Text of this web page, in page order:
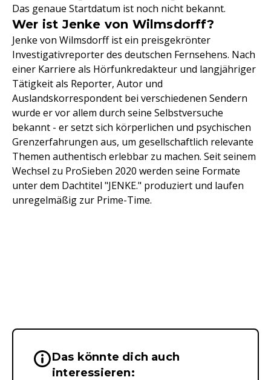
Das genaue Startdatum ist noch nicht bekannt.
Wer ist Jenke von Wilmsdorff?
Jenke von Wilmsdorff ist ein preisgekrönter
Investigativreporter des deutschen Fernsehens. Nach
einer Karriere als Hörfunkredakteur und langjähriger
Tätigkeit als Reporter, Autor und
Auslandskorrespondent bei verschiedenen Sendern
wurde er vor allem durch seine Selbstversuche
bekannt - er setzt sich körperlichen und psychischen
Grenzerfahrungen aus, um gesellschaftlich relevante
Themen authentisch erlebbar zu machen. Seit seinem
Wechsel zu ProSieben 2020 werden seine Formate
unter dem Dachtitel "JENKE." produziert und laufen
unregelmäßig zur Prime-Time.
Wichtige Hinweise &
Das könnte dich auch
interessieren: